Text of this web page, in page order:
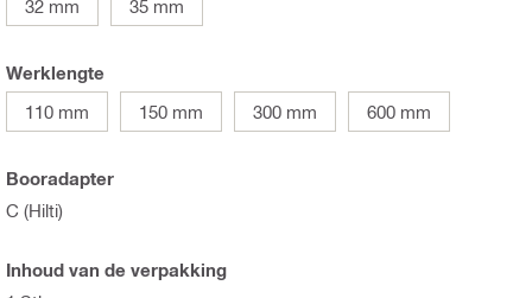
32 mm 35 mm
Werklengte
110 mm
150 mm 300 mm 600 mm
Booradapter
C (Hilti)
Inhoud van de verpakking